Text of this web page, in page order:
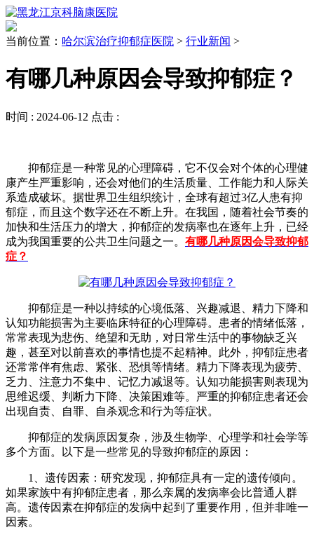
当前位置： 哈尔滨治疗抑郁症医院 > 行业新闻 >
有哪几种原因会导致抑郁症？
时间 : 2024-06-12 点击 :
抑郁症是一种常见的心理障碍，它不仅会对个体的心理健
康产生严重影响，还会对他们的生活质量、工作能力和人际关
系造成破坏。据世界卫生组织统计，全球有超过3亿人患有抑
郁症，而且这个数字还在不断上升。在我国，随着社会节奏的
加快和生活压力的增大，抑郁症的发病率也在逐年上升，已经
成为我国重要的公共卫生问题之一。 有哪几种原因会导致抑郁
症？
抑郁症是一种以持续的心境低落、兴趣减退、精力下降和
认知功能损害为主要临床特征的心理障碍。患者的情绪低落，
常常表现为悲伤、绝望和无助，对日常生活中的事物缺乏兴
趣，甚至对以前喜欢的事情也提不起精神。此外，抑郁症患者
还常常伴有焦虑、紧张、恐惧等情绪。精力下降表现为疲劳、
乏力、注意力不集中、记忆力减退等。认知功能损害则表现为
思维迟缓、判断力下降、决策困难等。严重的抑郁症患者还会
出现自责、自罪、自杀观念和行为等症状。
抑郁症的发病原因复杂，涉及生物学、心理学和社会学等
多个方面。以下是一些常见的导致抑郁症的原因：
1、遗传因素：研究发现，抑郁症具有一定的遗传倾向。
如果家族中有抑郁症患者，那么亲属的发病率会比普通人群
高。遗传因素在抑郁症的发病中起到了重要作用，但并非唯一
因素。